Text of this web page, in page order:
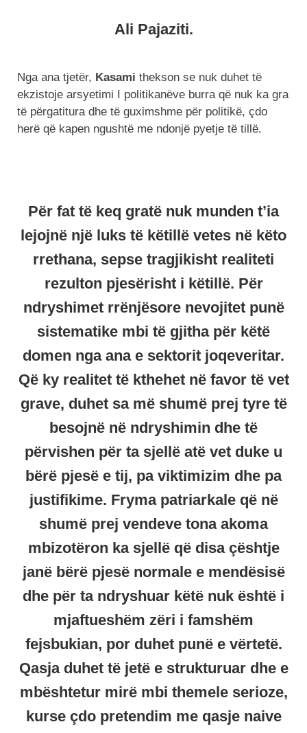
Ali Pajaziti.
Nga ana tjetër, Kasami thekson se nuk duhet të
ekzistoje arsyetimi I politikanëve burra që nuk ka gra
të përgatitura dhe të guximshme për politikë, çdo
herë që kapen ngushtë me ndonjë pyetje të tillë.
Për fat të keq gratë nuk munden t’ia
lejojnë një luks të këtillë vetes në këto
rrethana, sepse tragjikisht realiteti
rezulton pjesërisht i këtillë. Për
ndryshimet rrënjësore nevojitet punë
sistematike mbi të gjitha për këtë
domen nga ana e sektorit joqeveritar.
Që ky realitet të kthehet në favor të vet
grave, duhet sa më shumë prej tyre të
besojnë në ndryshimin dhe të
përvishen për ta sjellë atë vet duke u
bërë pjesë e tij, pa viktimizim dhe pa
justifikime. Fryma patriarkale që në
shumë prej vendeve tona akoma
mbizotëron ka sjellë që disa çështje
janë bërë pjesë normale e mendësisë
dhe për ta ndryshuar këtë nuk është i
mjaftueshëm zëri i famshëm
fejsbukian, por duhet punë e vërtetë.
Qasja duhet të jetë e strukturuar dhe e
mbështetur mirë mbi themele serioze,
kurse çdo pretendim me qasje naive